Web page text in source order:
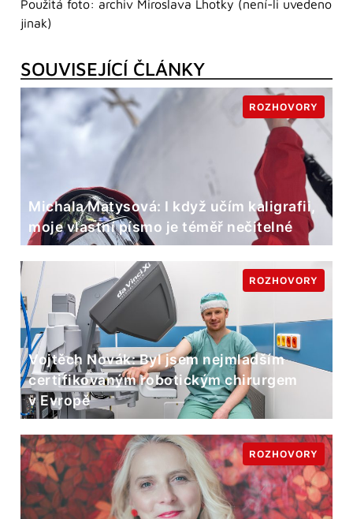
Použitá foto: archiv Miroslava Lhotky (není-li uvedeno
jinak)
SOUVISEJÍCÍ ČLÁNKY
Michala Matysová: I když učím kaligrafii,
moje vlastní písmo je téměř nečitelné
ROZHOVORY
Vojtěch Novák: Byl jsem nejmladším
certifikovaným robotickým chirurgem
v Evropě
ROZHOVORY
ROZHOVORY